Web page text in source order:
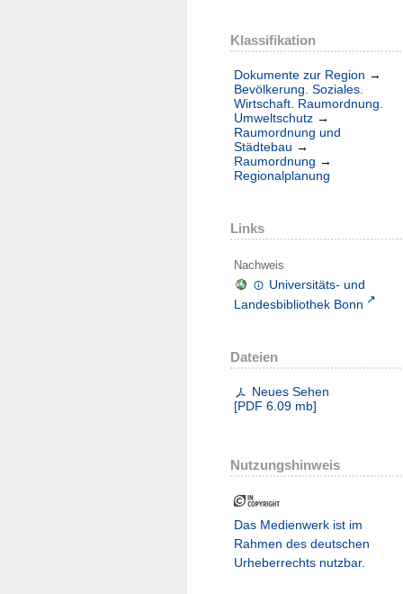
Klassifikation
Dokumente zur Region →
Bevölkerung. Soziales.
Wirtschaft. Raumordnung.
Umweltschutz →
Raumordnung und
Städtebau →
Raumordnung →
Regionalplanung
Links
Nachweis
Universitäts- und
Landesbibliothek Bonn
Dateien
Neues Sehen
[PDF 6.09 mb]
Nutzungshinweis
Das Medienwerk ist im
Rahmen des deutschen
Urheberrechts nutzbar.